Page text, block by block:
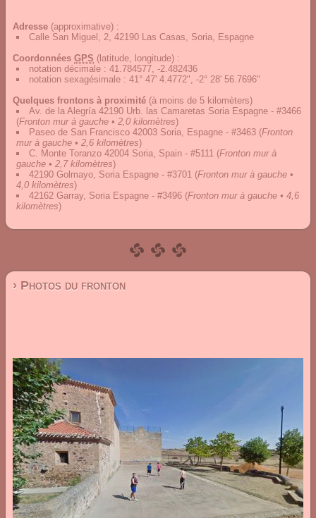
Adresse (approximative) :
Calle San Miguel, 2, 42190 Las Casas, Soria, Espagne
Coordonnées GPS (latitude, longitude) :
notation décimale : 41.784577, -2.482436
notation sexagésimale : 41° 47' 4.4772", -2° 28' 56.7696"
Quelques frontons à proximité (à moins de 5 kilomèters)
Av. de la Alegría 42190 Urb. las Camaretas Soria Espagne - #3466
(Fronton mur à gauche • 2,0 kilomètres)
Paseo de San Francisco 42003 Soria, Espagne - #3463 (Fronton
mur à gauche • 2,6 kilomètres)
C. Monte Toranzo 42004 Soria, Spain - #5111 (Fronton mur à
gauche • 2,7 kilomètres)
42190 Golmayo, Soria Espagne - #3701 (Fronton mur à gauche •
4,0 kilomètres)
42162 Garray, Soria Espagne - #3496 (Fronton mur à gauche • 4,6
kilomètres)
› Photos du fronton